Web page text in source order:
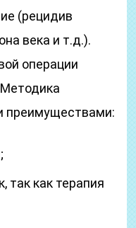
(рецидив
века и т.д.).
операции
преимуществами:
так как терапия